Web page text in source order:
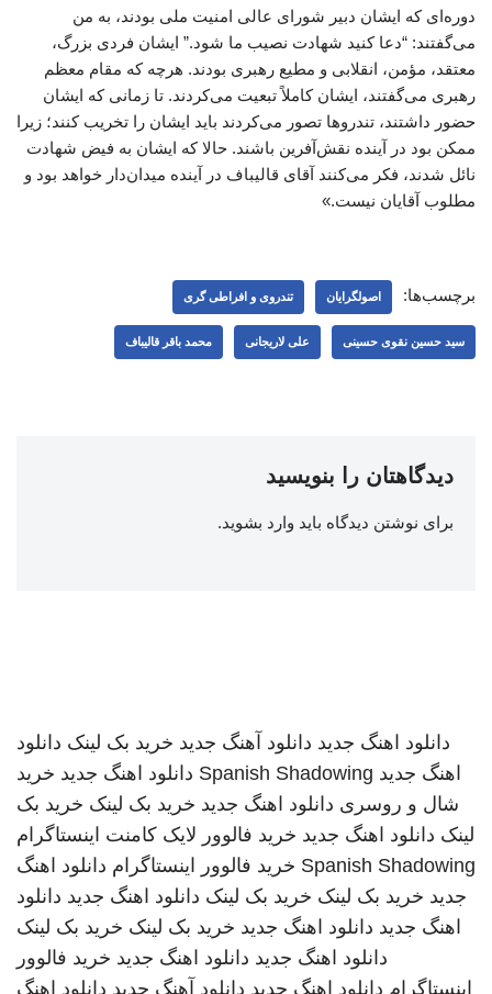
دوره‌ای که ایشان دبیر شورای عالی امنیت ملی بودند، به من
می‌گفتند: “دعا کنید شهادت نصیب ما شود.” ایشان فردی بزرگ،
معتقد، مؤمن، انقلابی و مطیع رهبری بودند. هرچه که مقام معظم
رهبری می‌گفتند، ایشان کاملاً تبعیت می‌کردند. تا زمانی که ایشان
حضور داشتند، تندروها تصور می‌کردند باید ایشان را تخریب کنند؛ زیرا
ممکن بود در آینده نقش‌آفرین باشند. حالا که ایشان به فیض شهادت
نائل شدند، فکر می‌کنند آقای قالیباف در آینده میدان‌دار خواهد بود و
مطلوب آقایان نیست.»
برچسب‌ها: اصولگرایان تندروی و افراطی گری
سید حسین نقوی حسینی علی لاریجانی محمد باقر قالیباف
دیدگاهتان را بنویسید
برای نوشتن دیدگاه باید وارد بشوید.
دانلود اهنگ جدید دانلود آهنگ جدید خرید بک لینک دانلود
اهنگ جدید Spanish Shadowing دانلود اهنگ جدید خرید
شال و روسری دانلود اهنگ جدید خرید بک لینک خرید بک
لینک دانلود اهنگ جدید خرید فالوور لایک کامنت اینستاگرام
Spanish Shadowing خرید فالوور اینستاگرام دانلود اهنگ
جدید خرید بک لینک خرید بک لینک دانلود اهنگ جدید دانلود
اهنگ جدید دانلود اهنگ جدید خرید بک لینک خرید بک لینک
دانلود اهنگ جدید دانلود اهنگ جدید خرید فالوور
اینستاگرام دانلود اهنگ جدید دانلود آهنگ جدید دانلود اهنگ